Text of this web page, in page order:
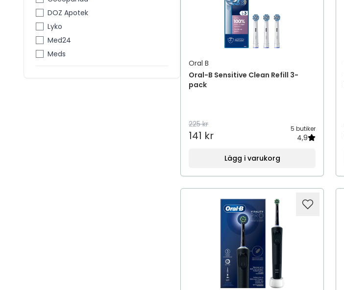
DOZ Apotek
Lyko
Med24
Meds
Oral B
Oral-B Sensitive Clean Refill 3-
pack
225 kr
141 kr
5 butiker
4,9
Lägg i varukorg